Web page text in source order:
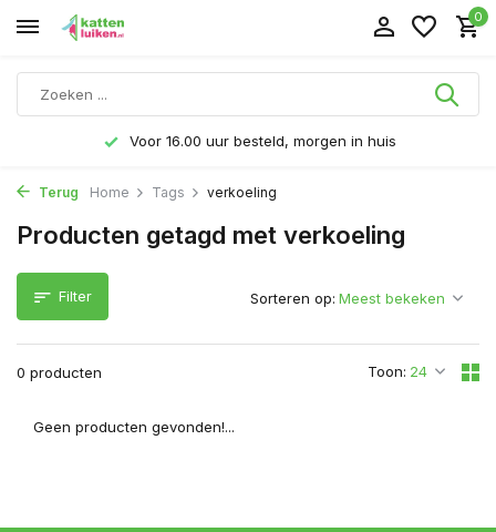
0
Voor 16.00 uur besteld, morgen in huis
Terug Home Tags verkoeling
Producten getagd met verkoeling
Filter
0 producten Toon:
Sorteren op:
Geen producten gevonden!...